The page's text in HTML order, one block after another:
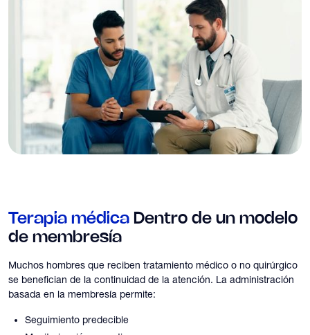
Terapia médica Dentro de un modelo
de membresía
Muchos hombres que reciben tratamiento médico o no quirúrgico
se benefician de la continuidad de la atención. La administración
basada en la membresía permite:
Seguimiento predecible